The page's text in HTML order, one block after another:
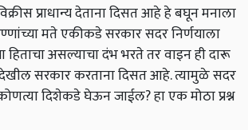
प्राधान्य देताना दिसत आहे हे बघून मनाला
मते एकीकडे सरकार सदर निर्णयाला
हिताचा असल्याचा दंभ भरते तर वाइन ही दारू
सरकार करताना दिसत आहे. त्यामुळे सदर
दिशेकडे घेऊन जाईल? हा एक मोठा प्रश्न